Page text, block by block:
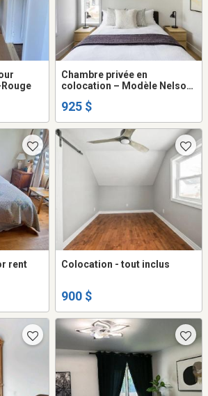
Chambre privée en
colocation – Modèle Nelson |
Entièrement meublée
925 $
rent
Colocation - tout inclus
900 $